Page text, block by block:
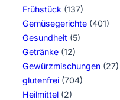
Frühstück (137)
Gemüsegerichte (401)
Gesundheit (5)
Getränke (12)
Gewürzmischungen (27)
glutenfrei (704)
Heilmittel (2)